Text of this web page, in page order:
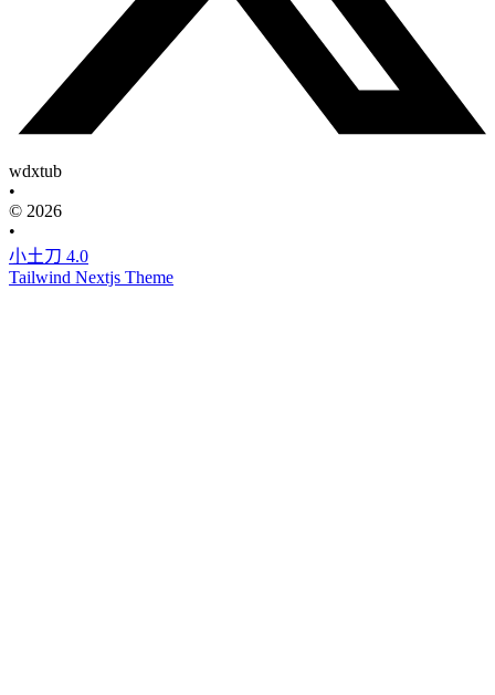
wdxtub
•
© 2026
•
小土刀 4.0
Tailwind Nextjs Theme